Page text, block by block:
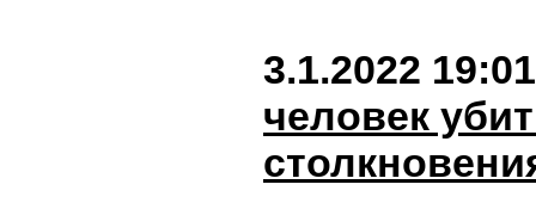
3.1.2022 19:01
человек